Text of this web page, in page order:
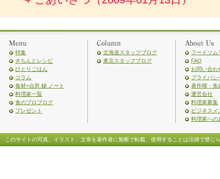
特集
きちんとレシピ
ひとりごはん
コラム
食材×台所 秘 ノート
料理家一覧
食のプロブログ
プレゼント
北海道スタッフブログ
東京スタッフブログ
フードソム
FAQ
お問い合わ
プライバシ
著作権・免
運営会社
料理家募集
ビジネスメ
料理家への
このサイトの写真、イラスト、文章を著作者に無断で転載、使用することは法律で禁じ